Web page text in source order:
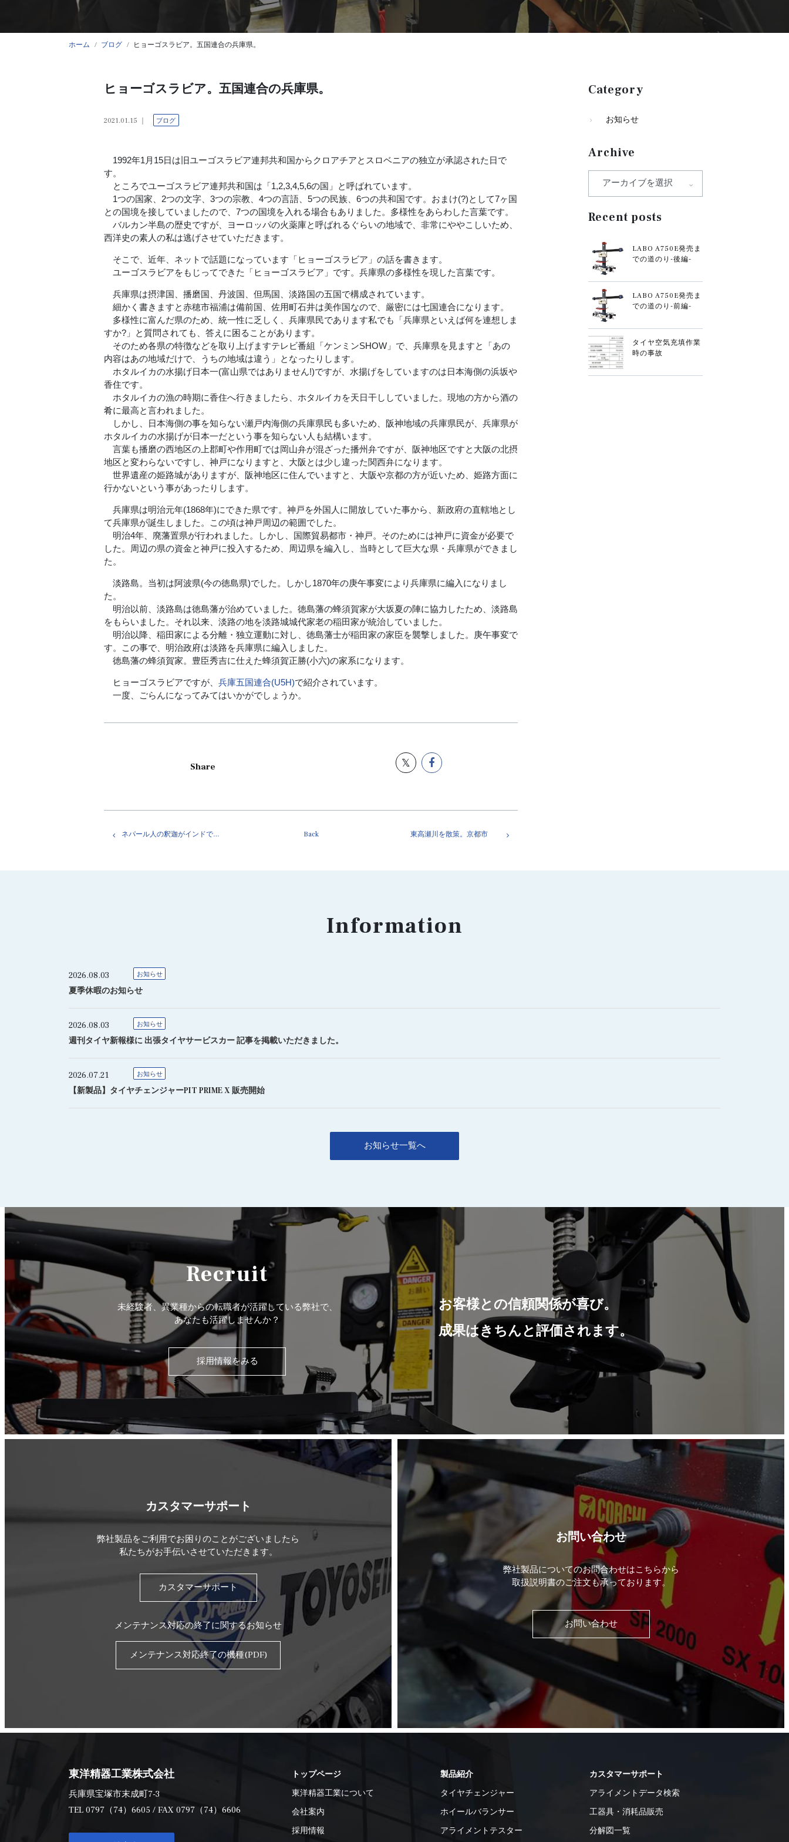
ホーム ブログ ヒョーゴスラビア。五国連合の兵庫県。
ヒョーゴスラビア。五国連合の兵庫県。
2021.01.15 ブログ
1992年1月15日は旧ユーゴスラビア連邦共和国からクロアチアとスロベニアの独立が承認された日で
す。
ところでユーゴスラビア連邦共和国は「1,2,3,4,5,6の国」と呼ばれています。
1つの国家、2つの文字、3つの宗教、4つの言語、5つの民族、6つの共和国です。おまけ(?)として7ヶ国
との国境を接していましたので、7つの国境を入れる場合もありました。多様性をあらわした言葉です。
バルカン半島の歴史ですが、ヨーロッパの火薬庫と呼ばれるぐらいの地域で、非常にややこしいため、
西洋史の素人の私は逃げさせていただきます。
そこで、近年、ネットで話題になっています「ヒョーゴスラビア」の話を書きます。
ユーゴスラビアをもじってできた「ヒョーゴスラビア」です。兵庫県の多様性を現した言葉です。
兵庫県は摂津国、播磨国、丹波国、但馬国、淡路国の五国で構成されています。
細かく書きますと赤穂市福浦は備前国、佐用町石井は美作国なので、厳密には七国連合になります。
多様性に富んだ県のため、統一性に乏しく、兵庫県民であります私でも「兵庫県といえば何を連想しま
すか?」と質問されても、答えに困ることがあります。
そのため各県の特徴などを取り上げますテレビ番組「ケンミンSHOW」で、兵庫県を見ますと「あの
内容はあの地域だけで、うちの地域は違う」となったりします。
ホタルイカの水揚げ日本一(富山県ではありません!)ですが、水揚げをしていますのは日本海側の浜坂や
香住です。
ホタルイカの漁の時期に香住へ行きましたら、ホタルイカを天日干ししていました。現地の方から酒の
肴に最高と言われました。
しかし、日本海側の事を知らない瀬戸内海側の兵庫県民も多いため、阪神地域の兵庫県民が、兵庫県が
ホタルイカの水揚げが日本一だという事を知らない人も結構います。
言葉も播磨の西地区の上郡町や作用町では岡山弁が混ざった播州弁ですが、阪神地区ですと大阪の北摂
地区と変わらないですし、神戸になりますと、大阪とは少し違った関西弁になります。
世界遺産の姫路城がありますが、阪神地区に住んでいますと、大阪や京都の方が近いため、姫路方面に
行かないという事があったりします。
兵庫県は明治元年(1868年)にできた県です。神戸を外国人に開放していた事から、新政府の直轄地とし
て兵庫県が誕生しました。この頃は神戸周辺の範囲でした。
明治4年、廃藩置県が行われました。しかし、国際貿易都市・神戸。そのためには神戸に資金が必要で
した。周辺の県の資金と神戸に投入するため、周辺県を編入し、当時として巨大な県・兵庫県ができまし
た。
淡路島。当初は阿波県(今の徳島県)でした。しかし1870年の庚午事変により兵庫県に編入になりまし
た。
明治以前、淡路島は徳島藩が治めていました。徳島藩の蜂須賀家が大坂夏の陣に協力したため、淡路島
をもらいました。それ以来、淡路の地を淡路城城代家老の稲田家が統治していました。
明治以降、稲田家による分離・独立運動に対し、徳島藩士が稲田家の家臣を襲撃しました。庚午事変で
す。この事で、明治政府は淡路を兵庫県に編入しました。
徳島藩の蜂須賀家。豊臣秀吉に仕えた蜂須賀正勝(小六)の家系になります。
ヒョーゴスラビアですが、 兵庫五国連合(U5H)で紹介されています。
一度、ごらんになってみてはいかがでしょうか。
Share
ネパール人の釈迦がインドで仏教を広めた話 Back 東高瀬川を散策。京都市
Category
お知らせ
Archive
Recent posts
LABO A750E発売ま
での道のり-後編-
LABO A750E発売ま
での道のり-前編-
タイヤ空気充填作業
時の事故
Information
2026.08.03 お知らせ
夏季休暇のお知らせ
2026.08.03 お知らせ
週刊タイヤ新報様に 出張タイヤサービスカー 記事を掲載いただきました。
2026.07.21 お知らせ
【新製品】タイヤチェンジャーPIT PRIME X 販売開始
お知らせ一覧へ
お客様との信頼関係が喜び。
成果はきちんと評価されます。
Recruit
未経験者、異業種からの転職者が活躍している弊社で、
あなたも活躍しませんか？
採用情報をみる
カスタマーサポート
弊社製品をご利用でお困りのことがございましたら
私たちがお手伝いさせていただきます。
カスタマーサポート
メンテナンス対応の終了に関するお知らせ
メンテナンス対応終了の機種(PDF)
お問い合わせ
弊社製品についてのお問合わせはこちらから
取扱説明書のご注文も承っております。
お問い合わせ
東洋精器工業株式会社
兵庫県宝塚市末成町7-3
TEL 0797（74）6605 / FAX 0797（74）6606
トップページ
東洋精器工業について
会社案内
採用情報
製品紹介
タイヤチェンジャー
ホイールバランサー
アライメントテスター
カスタマーサポート
アライメントデータ検索
工器具・消耗品販売
分解図一覧